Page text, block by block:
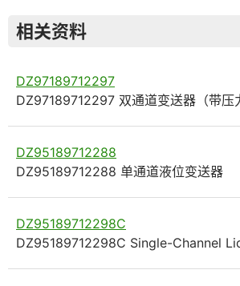
相关资料
DZ97189712297
DZ97189712297 双通道变送器（带压
DZ95189712288
DZ95189712288 单通道液位变送器
DZ95189712298C
DZ95189712298C Single-Channel